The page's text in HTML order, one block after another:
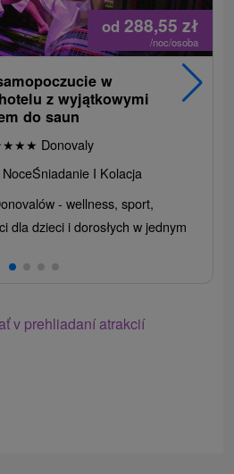
od 288,55zł
/noc/osoba
w
hotelu z wyjątkowymi
do saun
★★★ Donovaly
Śniadanie I Kolacja
- wellness, sport,
dla dzieci i dorosłych w jednym
v prehliadaní atrakcií